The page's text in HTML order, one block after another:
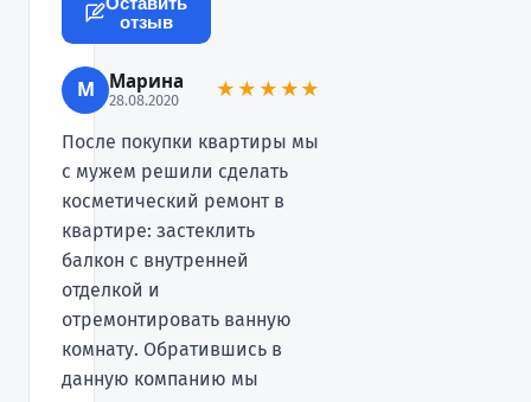
отзыв
М Марина
28.08.2020 ★★★★★
После покупки квартиры мы
с мужем решили сделать
косметический ремонт в
квартире: застеклить
балкон с внутренней
отделкой и
отремонтировать ванную
комнату. Обратившись в
данную компанию мы